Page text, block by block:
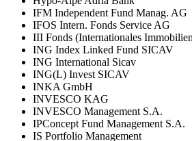
IFM Independent Fund Manag. AG
IFOS Intern. Fonds Service AG
III Fonds (Internationales
ING Index Linked Fund SICAV
ING International Sicav
ING(L) Invest SICAV
INKA GmbH
INVESCO KAG
INVESCO Management S.A.
IPConcept Fund Management S.A.
IS Portfolio Management